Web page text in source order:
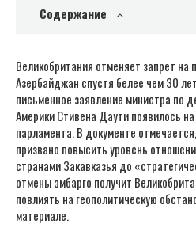
Содержание
Великобритания отменяет запрет
Азербайджан спустя белее чем 30
письменное заявление министра по
Америки Стивена Даути появилось
парламента. В документе
призвано повысить уровень
странами Закавказья до
отмены эмбарго получит
повлиять на геополитическую
материале.